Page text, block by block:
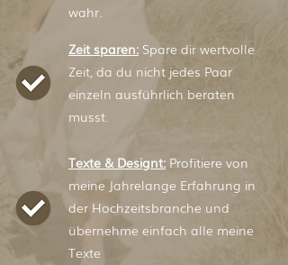
wahr.
Zeit sparen: Spare dir wertvolle
Zeit, da du nicht jedes Paar
einzeln ausführlich beraten
musst.
Texte & Designt: Profitiere von
meine Jahrelange Erfahrung in
der Hochzeitsbranche und
übernehme einfach alle meine
Texte